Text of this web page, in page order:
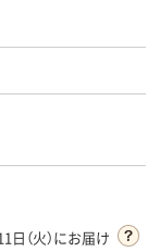
日（火）にお届け